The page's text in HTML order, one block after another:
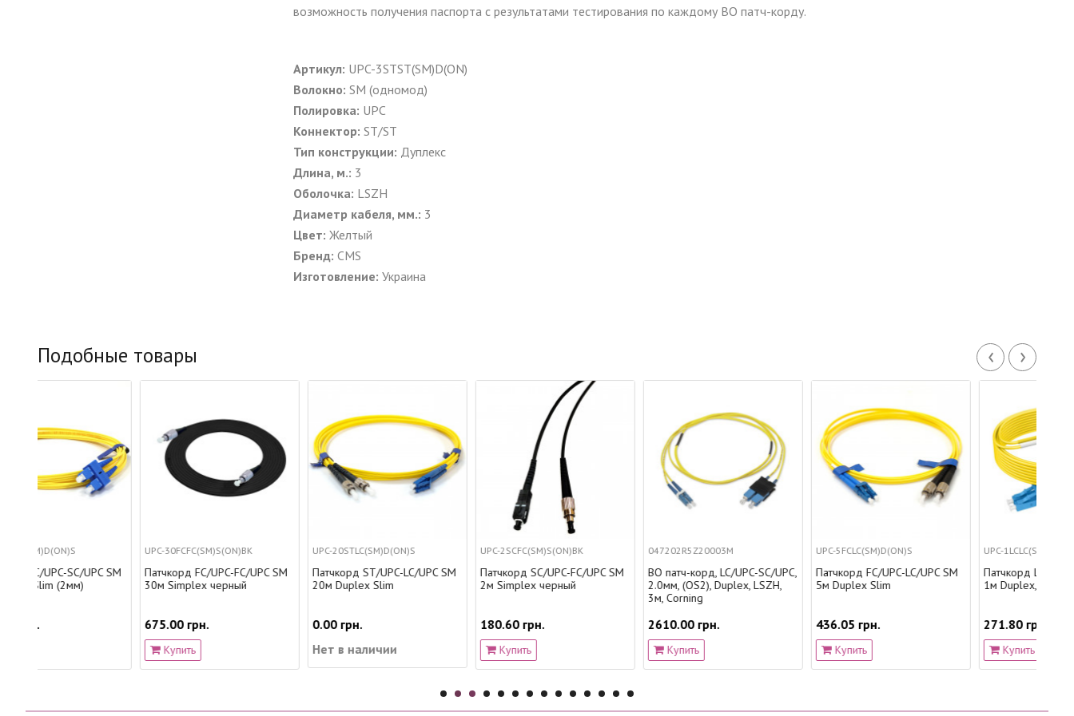
возможность получения паспорта с результатами тестирования по каждому ВО патч-корду.
Артикул: UPC-3STST(SM)D(ON)
Волокно: SM (одномод)
Полировка: UPC
Коннектор: ST/ST
Тип конструкции: Дуплекс
Длина, м.: 3
Оболочка: LSZH
Диаметр кабеля, мм.: 3
Цвет: Желтый
Бренд: CMS
Изготовление: Украина
Подобные товары ‹ ›
UPC-30FCFC(SM)S(ON)BK
Патчкорд FC/UPC-FC/UPC SM
30м Simplex черный
UPC-20STLC(SM)D(ON)S
Патчкорд ST/UPC-LC/UPC SM
20м Duplex Slim
UPC-2SCFC(SM)S(ON)BK
Патчкорд SC/UPC-FC/UPC SM
2м Simplex черный
047202R5Z20003M
ВО патч-корд, LC/UPC-SC/UPC,
2.0мм, (OS2), Duplex, LSZH,
UPC-5FCLC(SM)D(ON)S
Патчкорд FC/UPC-LC/UPC SM
5м Duplex Slim
UPC-1LCLC(SM)D(LW)S
Патчкорд LC/UPC-LC/UPC SM
1м Duplex, Slim, 2.0мм